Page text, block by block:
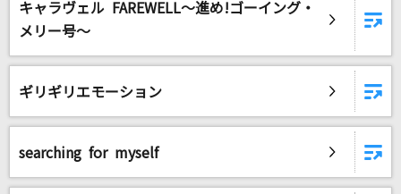
キャラヴェル FAREWELL～進め!ゴーイング・
メリー号～
ギリギリエモーション
searching for myself